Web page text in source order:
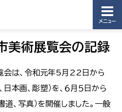
メニュー
美術展覧会の記録
は、令和元年5月22日から
本画、彫塑）を、６月５日から
道、写真）を開催しました。一般